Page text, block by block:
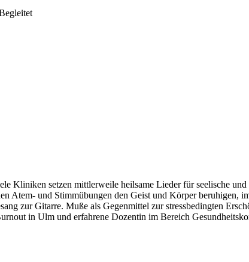
Kliniken setzen mittlerweile heilsame Lieder für seelische
Atem- und Stimmübungen den Geist und Körper beruhigen,
zur Gitarre. Muße als Gegenmittel zur stressbedingten
in Ulm und erfahrene Dozentin im Bereich